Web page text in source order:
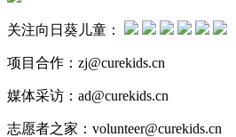
关注向日葵儿童：
项目合作：zj@curekids.cn
媒体采访：ad@curekids.cn
志愿者之家：volunteer@curekids.cn